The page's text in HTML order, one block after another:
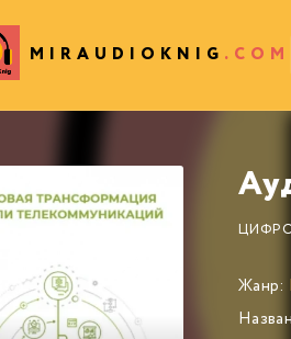
MIRAUDIOKNIG .COM
Жанр: